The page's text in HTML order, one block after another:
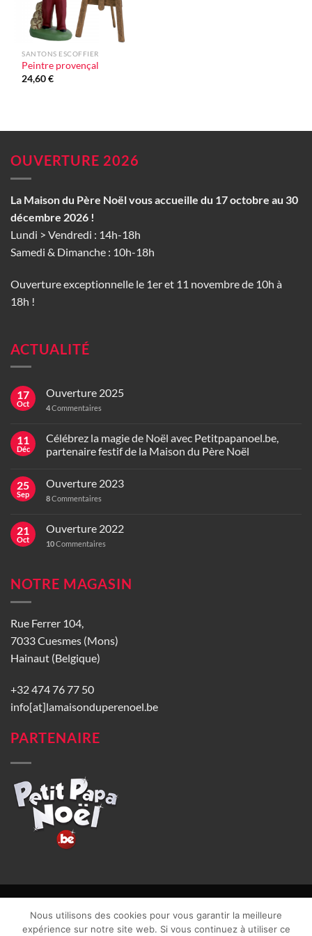
SANTONS ESCOFFIER
Peintre provençal
24,60€
OUVERTURE 2026
La Maison du Père Noël vous accueille du 17 octobre au 30
décembre 2026 !
Lundi > Vendredi : 14h-18h
Samedi & Dimanche : 10h-18h
Ouverture exceptionnelle le 1er et 11 novembre de 10h à
18h !
ACTUALITÉ
17
Oct
Ouverture 2025
4Commentaires
11
Déc
Célébrez la magie de Noël avec Petitpapanoel.be,
partenaire festif de la Maison du Père Noël
25
Sep
Ouverture 2023
8Commentaires
21
Oct
Ouverture 2022
10Commentaires
NOTRE MAGASIN
Rue Ferrer 104,
7033 Cuesmes (Mons)
Hainaut (Belgique)
+32 474 76 77 50
info[at]lamaisonduperenoel.be
PARTENAIRE
CGU| Vie privée| TVA : BE0840965749 | Site web réalisé par
Nous utilisons des cookies pour vous garantir la meilleure
expérience sur notre site web. Si vous continuez à utiliser ce